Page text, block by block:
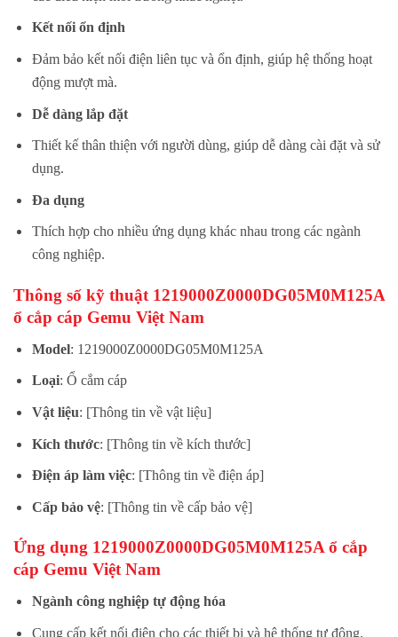
Kết nối ổn định
Đảm bảo kết nối điện liên tục và ổn định, giúp hệ thống hoạt
động mượt mà.
Dễ dàng lắp đặt
Thiết kế thân thiện với người dùng, giúp dễ dàng cài đặt và sử
dụng.
Đa dụng
Thích hợp cho nhiều ứng dụng khác nhau trong các ngành
công nghiệp.
Thông số kỹ thuật 1219000Z0000DG05M0M125A
ổ cắp cáp Gemu Việt Nam
Model: 1219000Z0000DG05M0M125A
Loại: Ổ cắm cáp
Vật liệu: [Thông tin về vật liệu]
Kích thước: [Thông tin về kích thước]
Điện áp làm việc: [Thông tin về điện áp]
Cấp bảo vệ: [Thông tin về cấp bảo vệ]
Ứng dụng 1219000Z0000DG05M0M125A ổ cắp
cáp Gemu Việt Nam
Ngành công nghiệp tự động hóa
Cung cấp kết nối điện cho các thiết bị và hệ thống tự động.